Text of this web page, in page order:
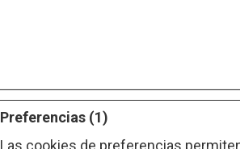
Preferencias (1)
Las cookies de preferencias